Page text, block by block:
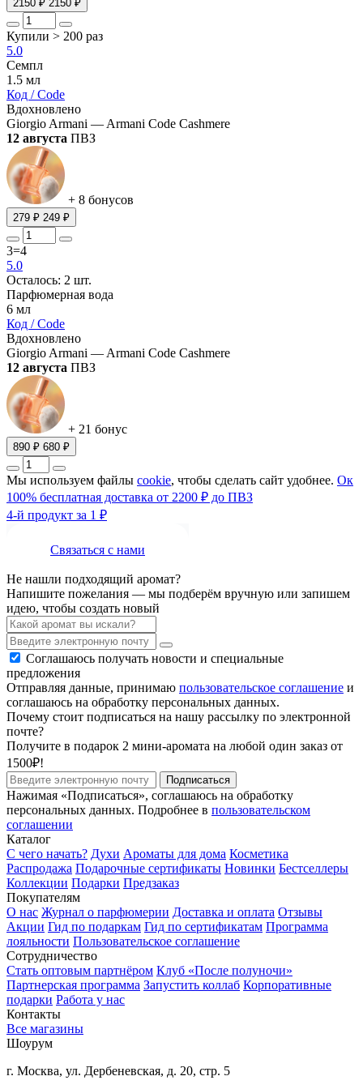
2150 ₽ 2150 ₽
Купили > 200 раз
5.0
Семпл
1.5 мл
Код / Code
Вдохновлено
Giorgio Armani — Armani Code Cashmere
12 августа ПВЗ
+ 8 бонусов
279 ₽ 249 ₽
3=4
5.0
Осталось: 2 шт.
Парфюмерная вода
6 мл
Код / Code
Вдохновлено
Giorgio Armani — Armani Code Cashmere
12 августа ПВЗ
+ 21 бонус
890 ₽ 680 ₽
Мы используем файлы cookie, чтобы сделать сайт удобнее. Ок
100% бесплатная доставка от 2200 ₽ до ПВЗ
4-й продукт за 1 ₽
Связаться с нами
Не нашли подходящий аромат?
Напишите пожелания — мы подберём вручную или запишем
идею, чтобы создать новый
Соглашаюсь получать новости и специальные
предложения
Отправляя данные, принимаю пользовательское соглашение и
соглашаюсь на обработку персональных данных.
Почему стоит подписаться на нашу рассылку по электронной
почте?
Получите в подарок 2 мини-аромата на любой один заказ от
1500₽!
Подписаться
Нажимая «Подписаться», соглашаюсь на обработку
персональных данных. Подробнее в пользовательском
соглашении
Каталог
С чего начать? Духи Ароматы для дома Косметика
Распродажа Подарочные сертификаты Новинки Бестселлеры
Коллекции Подарки Предзаказ
Покупателям
О нас Журнал о парфюмерии Доставка и оплата Отзывы
Акции Гид по подаркам Гид по сертификатам Программа
лояльности Пользовательское соглашение
Сотрудничество
Стать оптовым партнёром Клуб «После полуночи»
Партнерская программа Запустить коллаб Корпоративные
подарки Работа у нас
Контакты
Все магазины
Шоурум
г. Москва, ул. Дербеневская, д. 20, стр. 5